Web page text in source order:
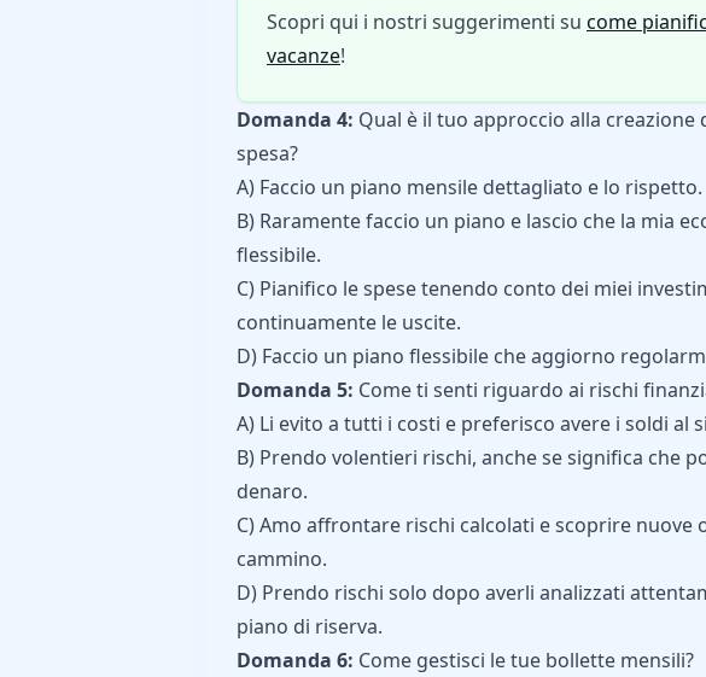
Scopri qui i nostri suggerimenti su come
vacanze!
Domanda 4: Qual è il tuo approccio alla creazione
spesa?
A) Faccio un piano mensile dettagliato e lo rispetto.
B) Raramente faccio un piano e lascio che la mia
flessibile.
C) Pianifico le spese tenendo conto dei miei
continuamente le uscite.
D) Faccio un piano flessibile che aggiorno
Domanda 5: Come ti senti riguardo ai rischi
A) Li evito a tutti i costi e preferisco avere i soldi al
B) Prendo volentieri rischi, anche se significa che
denaro.
C) Amo affrontare rischi calcolati e scoprire
cammino.
D) Prendo rischi solo dopo averli analizzati
piano di riserva.
Domanda 6: Come gestisci le tue bollette mensili?